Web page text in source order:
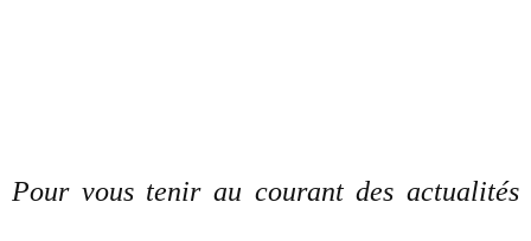
Pour vous tenir au courant des actualités